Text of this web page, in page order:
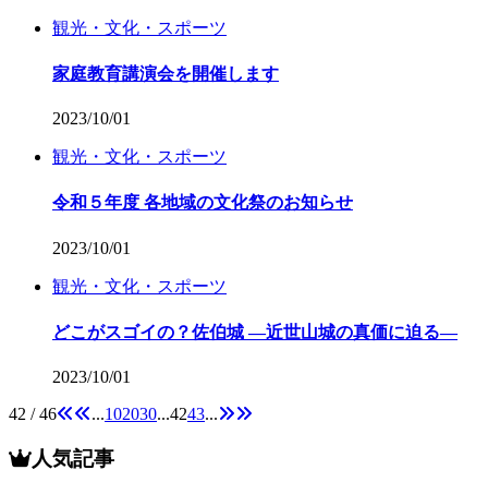
観光・文化・スポーツ
家庭教育講演会を開催します
2023/10/01
観光・文化・スポーツ
令和５年度 各地域の文化祭のお知らせ
2023/10/01
観光・文化・スポーツ
どこがスゴイの？佐伯城 ―近世山城の真価に迫る―
2023/10/01
42 / 46
...102030...4243...
人気記事